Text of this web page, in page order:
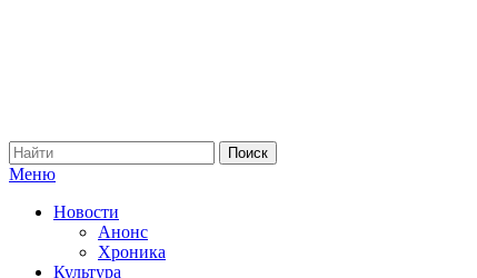
Меню
Новости
Анонс
Хроника
Культура